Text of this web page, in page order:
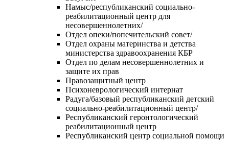
Намыс/республиканский социально-
реабилитационный центр для
несовершеннолетних/
Отдел опеки/попечительский совет/
Отдел охраны материнства и детства
министерства здравоохранения КБР
Отдел по делам несовершеннолетних и
защите их прав
Правозащитный центр
Психоневрологический интернат
Радуга/базовый республиканский детский
социально-реабилитационный центр/
Республиканский геронтологический
реабилитационный центр
Республиканский центр социальной помощи